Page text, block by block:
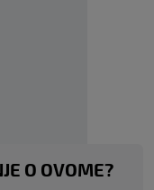
O OVOME?